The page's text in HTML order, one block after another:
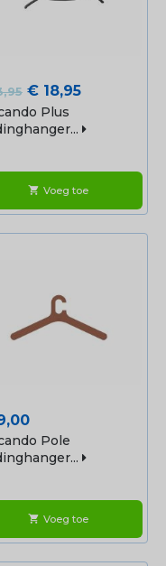
Prijs
€ 18,95
Plus
shopping_cart Voeg toe
Pole
shopping_cart Voeg toe